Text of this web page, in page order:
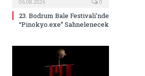
06.08.2026 0
23. Bodrum Bale Festivali’nde
“Pinokyo.exe” Sahnelenecek